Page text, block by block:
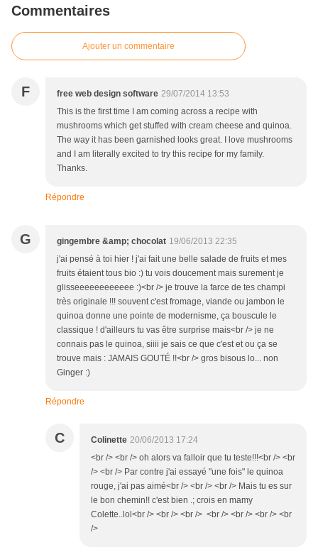
Commentaires
Ajouter un commentaire
F free web design software 29/07/2014 13:53
This is the first time I am coming across a recipe with
mushrooms which get stuffed with cream cheese and quinoa.
The way it has been garnished looks great. I love mushrooms
and I am literally excited to try this recipe for my family.
Thanks.
Répondre
G gingembre &amp; chocolat 19/06/2013 22:35
j'ai pensé à toi hier ! j'ai fait une belle salade de fruits et mes
fruits étaient tous bio :) tu vois doucement mais surement je
glisseeeeeeeeeeee :)<br /> je trouve la farce de tes champi
très originale !!! souvent c'est fromage, viande ou jambon le
quinoa donne une pointe de modernisme, ça bouscule le
classique ! d'ailleurs tu vas être surprise mais<br /> je ne
connais pas le quinoa, siiii je sais ce que c'est et ou ça se
trouve mais : JAMAIS GOUTÉ !!<br /> gros bisous lo... non
Ginger :)
Répondre
C Colinette 20/06/2013 17:24
<br /> <br /> oh alors va falloir que tu teste!!!<br /> <br
/> <br /> Par contre j'ai essayé "une fois" le quinoa
rouge, j'ai pas aimé<br /> <br /> <br /> Mais tu es sur
le bon chemin!! c'est bien .; crois en mamy
Colette..lol<br /> <br /> <br /> <br /> <br /> <br /> <br
/>